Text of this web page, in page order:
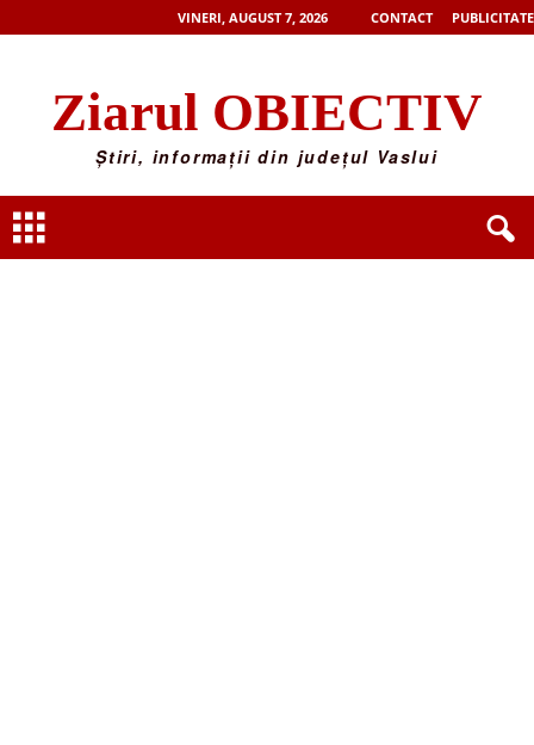
VINERI, AUGUST 7, 2026 CONTACT PUBLICITATE
Ziarul OBIECTIV
Știri, informații din județul Vaslui